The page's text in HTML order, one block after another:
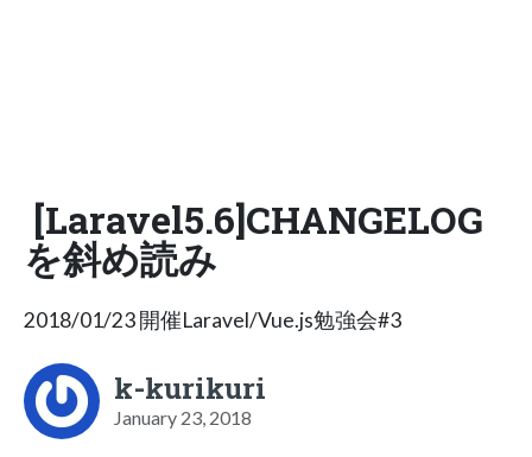
[Laravel5.6]CHANGELOG
を斜め読み
2018/01/23 開催Laravel/Vue.js勉強会#3
k-kurikuri
January 23, 2018